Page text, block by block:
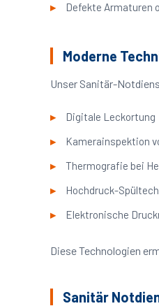
Defekte Armaturen
Moderne
Unser Sanitär-
Digitale Leckortung
Kamerainspektion
Thermografie bei
Hochdruck-
Elektronische
Diese Technologien
Sanitär